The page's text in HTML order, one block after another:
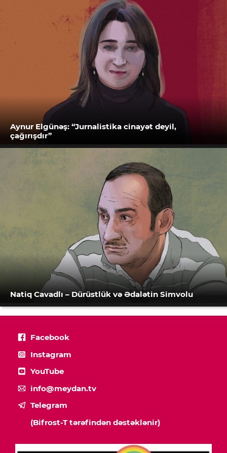
Aynur Elgünəş: “Jurnalistika cinayət deyil,
çağırışdır”
Natiq Cavadlı – Dürüstlük və Ədalətin Simvolu
Facebook
Instagram
YouTube
info@meydan.tv
Telegram
(Bifrost-T tərəfindən dəstəklənir)